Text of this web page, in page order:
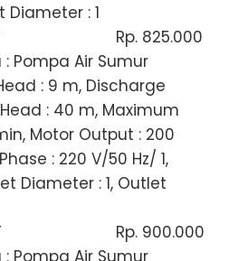
Diameter : 1
Rp. 825.000
: Pompa Air Sumur
: 9 m, Discharge
: 40 m, Maximum
Motor Output : 200
: 220 V/50 Hz/ 1,
Diameter : 1, Outlet
Rp. 900.000
: Pompa Air Sumur